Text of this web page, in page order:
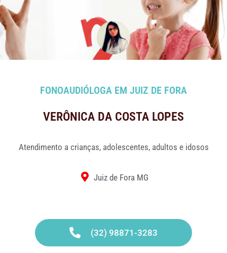
FONOAUDIÓLOGA EM JUIZ DE FORA
VERÔNICA DA COSTA LOPES
Atendimento a crianças, adolescentes, adultos e idosos
Juiz de Fora MG
(32) 98871-3283